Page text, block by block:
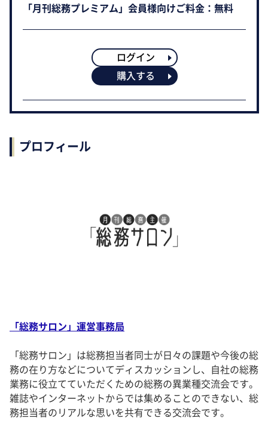
「月刊総務プレミアム」会員様向けご料金：無料
ログイン
購入する
プロフィール
「総務サロン」運営事務局
「総務サロン」は総務担当者同士が日々の課題や今後の総
務の在り方などについてディスカッションし、自社の総務
業務に役立てていただくための総務の異業種交流会です。
雑誌やインターネットからでは集めることのできない、総
務担当者のリアルな思いを共有できる交流会です。